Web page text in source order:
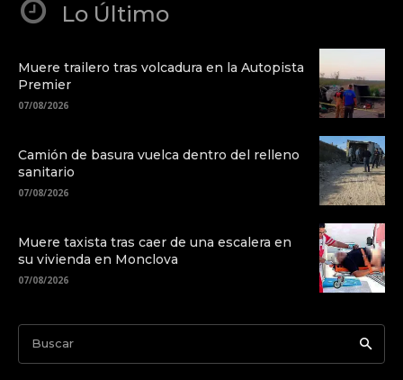
Lo Último
Muere trailero tras volcadura en la Autopista
Premier
07/08/2026
Camión de basura vuelca dentro del relleno
sanitario
07/08/2026
Muere taxista tras caer de una escalera en
su vivienda en Monclova
07/08/2026
Buscar